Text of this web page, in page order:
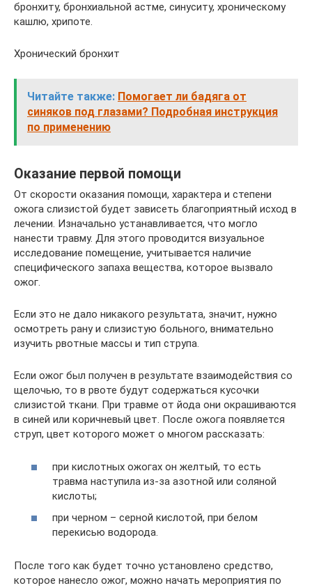
бронхиту, бронхиальной астме, синуситу, хроническому
кашлю, хрипоте.
Хронический бронхит
Читайте также: Помогает ли бадяга от
синяков под глазами? Подробная инструкция
по применению
Оказание первой помощи
От скорости оказания помощи, характера и степени
ожога слизистой будет зависеть благоприятный исход в
лечении. Изначально устанавливается, что могло
нанести травму. Для этого проводится визуальное
исследование помещение, учитывается наличие
специфического запаха вещества, которое вызвало
ожог.
Если это не дало никакого результата, значит, нужно
осмотреть рану и слизистую больного, внимательно
изучить рвотные массы и тип струпа.
Если ожог был получен в результате взаимодействия со
щелочью, то в рвоте будут содержаться кусочки
слизистой ткани. При травме от йода они окрашиваются
в синей или коричневый цвет. После ожога появляется
струп, цвет которого может о многом рассказать:
при кислотных ожогах он желтый, то есть
травма наступила из-за азотной или соляной
кислоты;
при черном – серной кислотой, при белом
перекисью водорода.
После того как будет точно установлено средство,
которое нанесло ожог, можно начать мероприятия по